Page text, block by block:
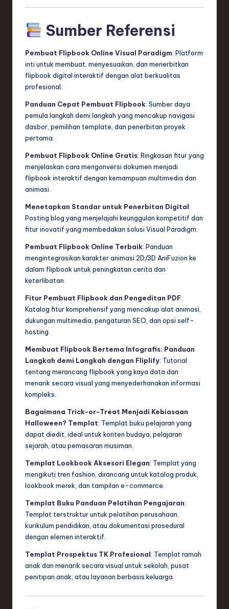
Sumber Referensi
Pembuat Flipbook Online Visual Paradigm: Platform
inti untuk membuat, menyesuaikan, dan menerbitkan
flipbook digital interaktif dengan alat berkualitas
profesional.
Panduan Cepat Pembuat Flipbook: Sumber daya
pemula langkah demi langkah yang mencakup navigasi
dasbor, pemilihan template, dan penerbitan proyek
pertama.
Pembuat Flipbook Online Gratis: Ringkasan fitur yang
menjelaskan cara mengonversi dokumen menjadi
flipbook interaktif dengan kemampuan multimedia dan
animasi.
Menetapkan Standar untuk Penerbitan Digital:
Posting blog yang menjelajahi keunggulan kompetitif dan
fitur inovatif yang membedakan solusi Visual Paradigm.
Pembuat Flipbook Online Terbaik: Panduan
mengintegrasikan karakter animasi 2D/3D AniFuzion ke
dalam flipbook untuk peningkatan cerita dan
keterlibatan.
Fitur Pembuat Flipbook dan Pengeditan PDF:
Katalog fitur komprehensif yang mencakup alat animasi,
dukungan multimedia, pengaturan SEO, dan opsi self-
hosting.
Membuat Flipbook Bertema Infografis: Panduan
Langkah demi Langkah dengan Fliplify: Tutorial
tentang merancang flipbook yang kaya data dan
menarik secara visual yang menyederhanakan informasi
kompleks.
Bagaimana Trick-or-Treat Menjadi Kebiasaan
Halloween? Templat: Templat buku pelajaran yang
dapat diedit, ideal untuk konten budaya, pelajaran
sejarah, atau pemasaran musiman.
Templat Lookbook Aksesori Elegan: Templat yang
mengikuti tren fashion, dirancang untuk katalog produk,
lookbook merek, dan tampilan e-commerce.
Templat Buku Panduan Pelatihan Pengajaran:
Templat terstruktur untuk pelatihan perusahaan,
kurikulum pendidikan, atau dokumentasi prosedural
dengan elemen interaktif.
Templat Prospektus TK Profesional: Templat ramah
anak dan menarik secara visual untuk sekolah, pusat
penitipan anak, atau layanan berbasis keluarga.